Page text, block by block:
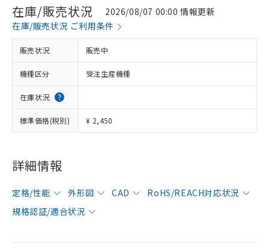
在庫/販売状況
2026/08/07 00:00 情報更新
在庫/販売状況 ご利用条件
販売状況 販売中
機種区分 受注生産機種
在庫状況
標準価格(税別) ¥ 2,450
詳細情報
定格/性能 外形図 CAD
RoHS/REACH対応状況
規格認証/適合状況